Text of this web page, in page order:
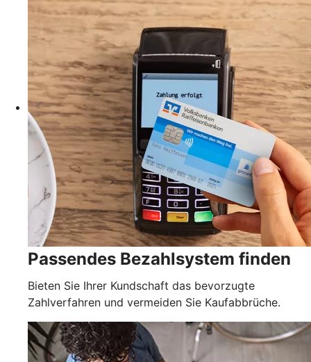
Passendes Bezahlsystem finden
Bieten Sie Ihrer Kundschaft das bevorzugte
Zahlverfahren und vermeiden Sie Kaufabbrüche.